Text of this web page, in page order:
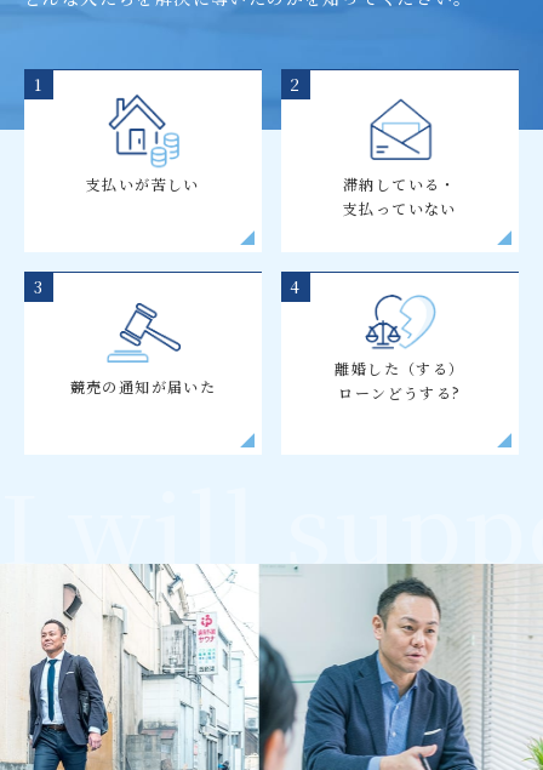
1
支払いが苦しい
2
滞納している・
支払っていない
3
競売の通知が届いた
4
離婚した（する）
ローンどうする?
I will